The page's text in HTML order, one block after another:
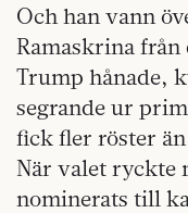
Och han vann
Ramaskrina från
Trump hånade,
segrande ur
fick fler röster
När valet ryckte
nominerats till